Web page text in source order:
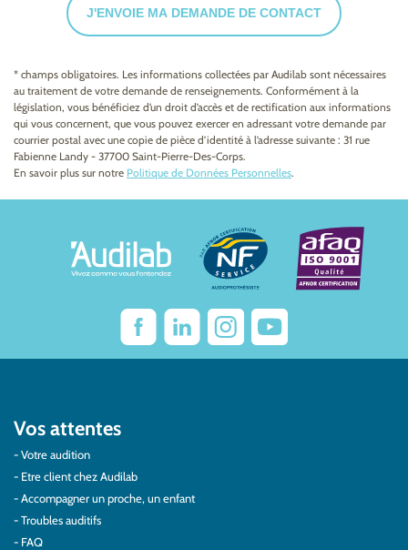
J'ENVOIE MA DEMANDE DE CONTACT
* champs obligatoires. Les informations collectées par Audilab sont nécessaires
au traitement de votre demande de renseignements. Conformément à la
législation, vous bénéficiez d’un droit d’accès et de rectification aux informations
qui vous concernent, que vous pouvez exercer en adressant votre demande par
courrier postal avec une copie de pièce d’identité à l’adresse suivante : 31 rue
Fabienne Landy - 37700 Saint-Pierre-Des-Corps.
En savoir plus sur notre Politique de Données Personnelles.
Vos attentes
Votre audition
Etre client chez Audilab
Accompagner un proche, un enfant
Troubles auditifs
FAQ